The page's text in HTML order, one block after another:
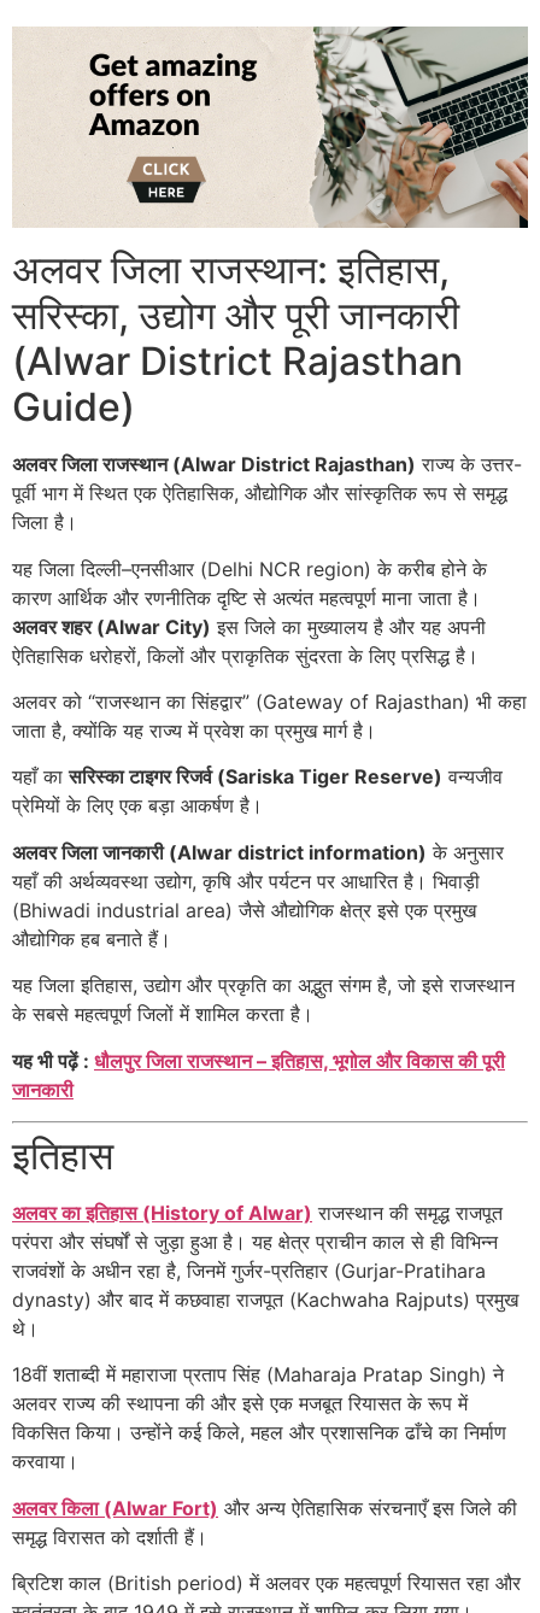
अलवर जिला राजस्थान: इतिहास,
सरिस्का, उद्योग और पूरी जानकारी
(Alwar District Rajasthan
Guide)
अलवर जिला राजस्थान (Alwar District Rajasthan) राज्य के उत्तर-
पूर्वी भाग में स्थित एक ऐतिहासिक, औद्योगिक और सांस्कृतिक रूप से समृद्ध
जिला है।
यह जिला दिल्ली–एनसीआर (Delhi NCR region) के करीब होने के
कारण आर्थिक और रणनीतिक दृष्टि से अत्यंत महत्वपूर्ण माना जाता है।
अलवर शहर (Alwar City) इस जिले का मुख्यालय है और यह अपनी
ऐतिहासिक धरोहरों, किलों और प्राकृतिक सुंदरता के लिए प्रसिद्ध है।
अलवर को “राजस्थान का सिंहद्वार” (Gateway of Rajasthan) भी कहा
जाता है, क्योंकि यह राज्य में प्रवेश का प्रमुख मार्ग है।
यहाँ कासरिस्का टाइगर रिजर्व (Sariska Tiger Reserve) वन्यजीव
प्रेमियों के लिए एक बड़ा आकर्षण है।
अलवर जिला जानकारी (Alwar district information) के अनुसार
यहाँ की अर्थव्यवस्था उद्योग, कृषि और पर्यटन पर आधारित है। भिवाड़ी
(Bhiwadi industrial area) जैसे औद्योगिक क्षेत्र इसे एक प्रमुख
औद्योगिक हब बनाते हैं।
यह जिला इतिहास, उद्योग और प्रकृति का अद्भुत संगम है, जो इसे राजस्थान
के सबसे महत्वपूर्ण जिलों में शामिल करता है।
यह भी पढ़ें : धौलपुर जिला राजस्थान – इतिहास, भूगोल और विकास की पूरी
जानकारी
इतिहास
अलवर का इतिहास (History of Alwar) राजस्थान की समृद्ध राजपूत
परंपरा और संघर्षों से जुड़ा हुआ है। यह क्षेत्र प्राचीन काल से ही विभिन्न
राजवंशों के अधीन रहा है, जिनमें गुर्जर-प्रतिहार (Gurjar-Pratihara
dynasty) और बाद में कछवाहा राजपूत (Kachwaha Rajputs) प्रमुख
थे।
18वीं शताब्दी में महाराजा प्रताप सिंह (Maharaja Pratap Singh) ने
अलवर राज्य की स्थापना की और इसे एक मजबूत रियासत के रूप में
विकसित किया। उन्होंने कई किले, महल और प्रशासनिक ढाँचे का निर्माण
करवाया।
अलवर किला (Alwar Fort) और अन्य ऐतिहासिक संरचनाएँ इस जिले की
समृद्ध विरासत को दर्शाती हैं।
ब्रिटिश काल (British period) में अलवर एक महत्वपूर्ण रियासत रहा और